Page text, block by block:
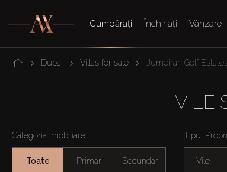
Cumpărați Închiriați Vânzare
Dubai Villas for sale Jumeirah Golf
VILE
Categoria Imobiliare
Toate Primar Secundar
Tipul
Vile